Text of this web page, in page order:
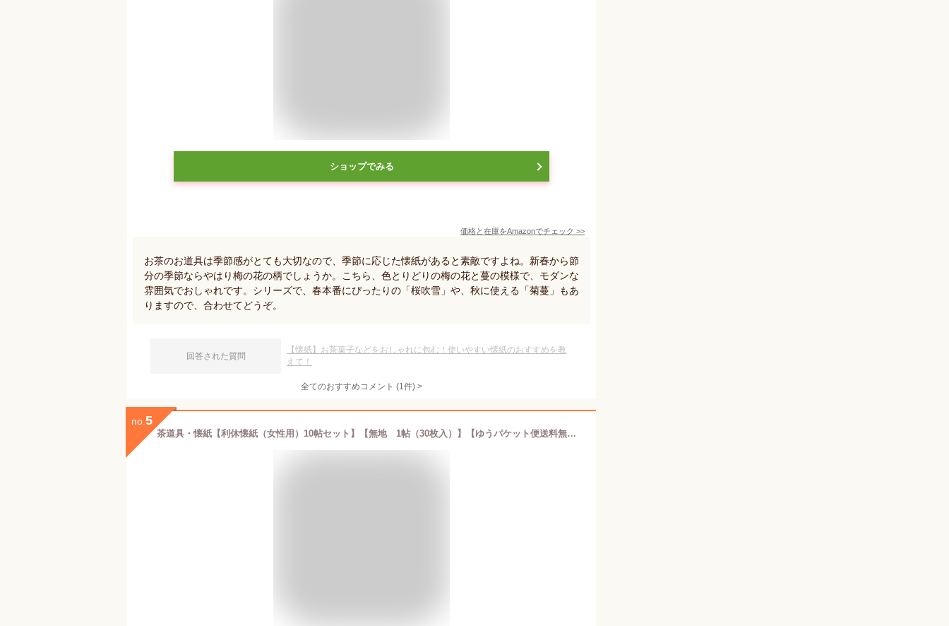
ショップでみる
価格と在庫をAmazonでチェック >>
お茶のお道具は季節感がとても大切なので、季節に応じた懐紙があると素敵ですよね。新春から節
分の季節ならやはり梅の花の柄でしょうか。こちら、色とりどりの梅の花と蔓の模様で、モダンな
雰囲気でおしゃれです。シリーズで、春本番にぴったりの「桜吹雪」や、秋に使える「菊蔓」もあ
りますので、合わせてどうぞ。
回答された質問
【懐紙】お茶菓子などをおしゃれに包む！使いやすい懐紙のおすすめを教
えて！
全てのおすすめコメント (1件) >
no. 5
茶道具・懐紙【利休懐紙（女性用）10帖セット】【無地 1帖（30枚入）】【ゆうパケット便送料無料】